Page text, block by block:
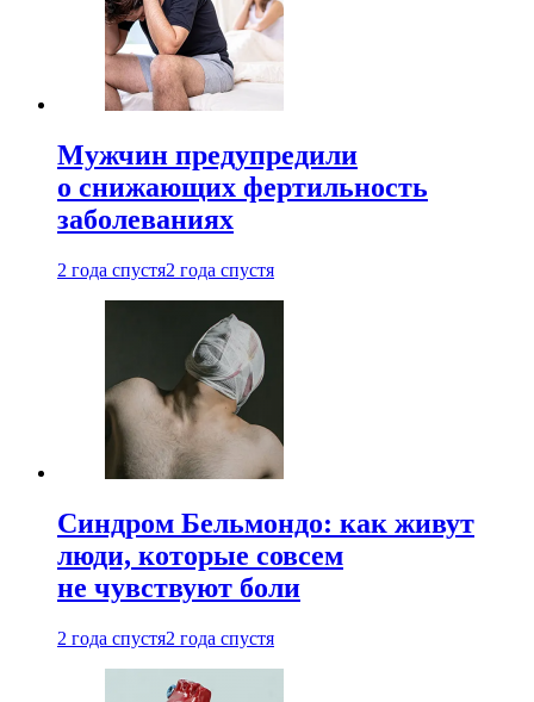
Мужчин предупредили
о снижающих фертильность
заболеваниях
2 года спустя2 года спустя
Синдром Бельмондо: как живут
люди, которые совсем
не чувствуют боли
2 года спустя2 года спустя